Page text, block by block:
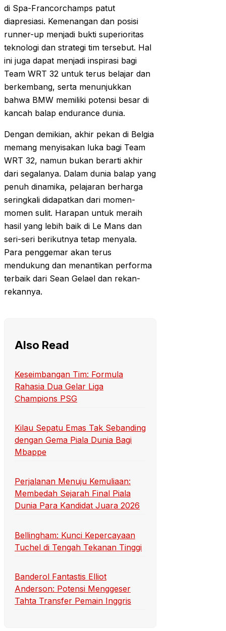
di Spa-Francorchamps patut
diapresiasi. Kemenangan dan posisi
runner-up menjadi bukti superioritas
teknologi dan strategi tim tersebut. Hal
ini juga dapat menjadi inspirasi bagi
Team WRT 32 untuk terus belajar dan
berkembang, serta menunjukkan
bahwa BMW memiliki potensi besar di
kancah balap endurance dunia.
Dengan demikian, akhir pekan di Belgia
memang menyisakan luka bagi Team
WRT 32, namun bukan berarti akhir
dari segalanya. Dalam dunia balap yang
penuh dinamika, pelajaran berharga
seringkali didapatkan dari momen-
momen sulit. Harapan untuk meraih
hasil yang lebih baik di Le Mans dan
seri-seri berikutnya tetap menyala.
Para penggemar akan terus
mendukung dan menantikan performa
terbaik dari Sean Gelael dan rekan-
rekannya.
Also Read
Keseimbangan Tim: Formula
Rahasia Dua Gelar Liga
Champions PSG
Kilau Sepatu Emas Tak Sebanding
dengan Gema Piala Dunia Bagi
Mbappe
Perjalanan Menuju Kemuliaan:
Membedah Sejarah Final Piala
Dunia Para Kandidat Juara 2026
Bellingham: Kunci Kepercayaan
Tuchel di Tengah Tekanan Tinggi
Banderol Fantastis Elliot
Anderson: Potensi Menggeser
Tahta Transfer Pemain Inggris